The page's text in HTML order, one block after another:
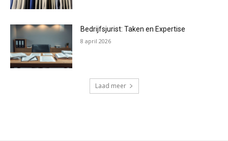
Bedrijfsjurist: Taken en Expertise
8 april 2026
Laad meer